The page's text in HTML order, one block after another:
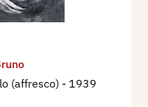
(affresco) - 1939